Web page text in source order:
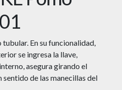
En su funcionalidad,
se ingresa la llave,
asegura girando el
de las manecillas del